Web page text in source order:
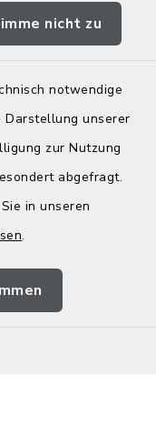
nicht zu
notwendige
Darstellung unserer
zur Nutzung
abgefragt.
in unseren
.